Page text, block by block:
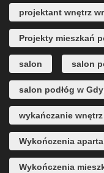
projektant wnętrz
Projekty mieszkań
salon salon
salon podłóg w
wykańczanie
Wykończenia
Wykończenia